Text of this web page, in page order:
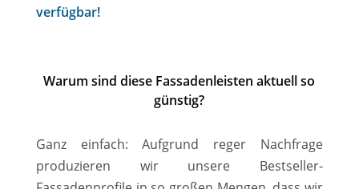
verfügbar!
Warum sind diese Fassadenleisten aktuell so
günstig?
Ganz einfach: Aufgrund reger Nachfrage
produzieren wir unsere Bestseller-